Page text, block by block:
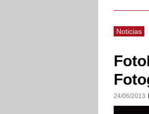
Noticias
24/06/2013